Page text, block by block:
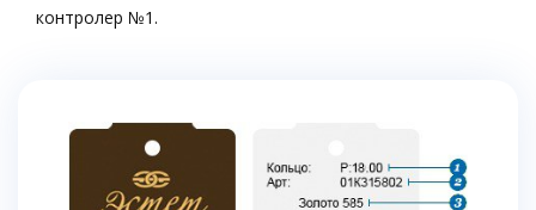
контролер №1.